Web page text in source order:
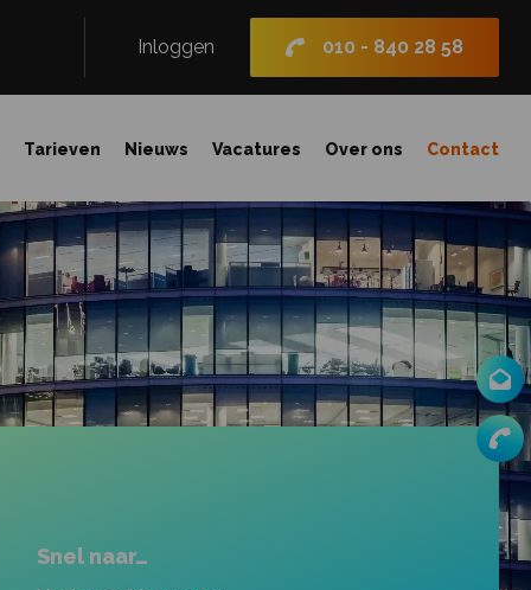
Inloggen 010 - 840 28 58
Tarieven Nieuws Vacatures Over ons Contact
Snel naar…